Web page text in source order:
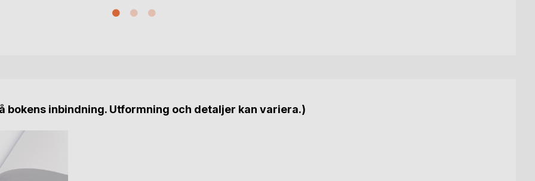
bokens inbindning. Utformning och detaljer kan variera.)